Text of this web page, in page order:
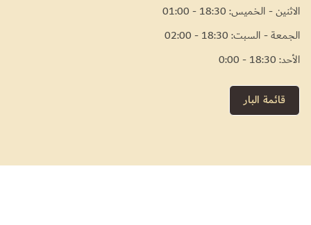
الاثنين - الخميس: 18:30 - 01:00
الجمعة - السبت: 18:30 - 02:00
الأحد: 18:30 - 0:00
قائمة البار